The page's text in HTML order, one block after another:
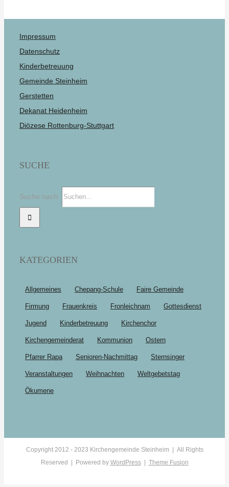
Impressum
Datenschutz
Kinderbetreuung
Gemeinde Steinheim
Gerstetten
Dekanat Heidenheim
Diözese Rottenburg-Stuttgart
SUCHE
Suche nach:
KATEGORIEN
Allgemeines Chepang-Schule Faire Gemeinde
Firmung Frauenkreis Fronleichnam Gottesdienst
Jugend Kinderbetreuung Kirchenchor
Kirchengemeinderat Kommunion Ostern
Pfarrer Rapa Senioren-Nachmittag Sternsinger
Veranstaltungen Weihnachten Weltgebetstag
Ökumene
Copyright 2012 - 2023 Kirchengemeinde Steinheim | All Rights
Reserved | Powered by WordPress| Theme Fusion